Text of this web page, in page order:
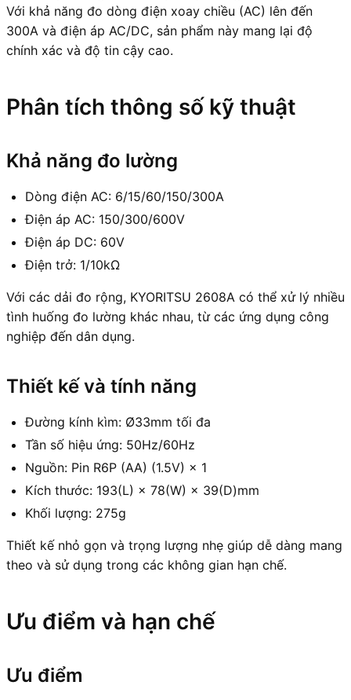
Với khả năng đo dòng điện xoay chiều (AC) lên đến
300A và điện áp AC/DC, sản phẩm này mang lại độ
chính xác và độ tin cậy cao.
Phân tích thông số kỹ thuật
Khả năng đo lường
Dòng điện AC: 6/15/60/150/300A
Điện áp AC: 150/300/600V
Điện áp DC: 60V
Điện trở: 1/10kΩ
Với các dải đo rộng, KYORITSU 2608A có thể xử lý nhiều
tình huống đo lường khác nhau, từ các ứng dụng công
nghiệp đến dân dụng.
Thiết kế và tính năng
Đường kính kìm: Ø33mm tối đa
Tần số hiệu ứng: 50Hz/60Hz
Nguồn: Pin R6P (AA) (1.5V) × 1
Kích thước: 193(L) × 78(W) × 39(D)mm
Khối lượng: 275g
Thiết kế nhỏ gọn và trọng lượng nhẹ giúp dễ dàng mang
theo và sử dụng trong các không gian hạn chế.
Ưu điểm và hạn chế
Ưu điểm